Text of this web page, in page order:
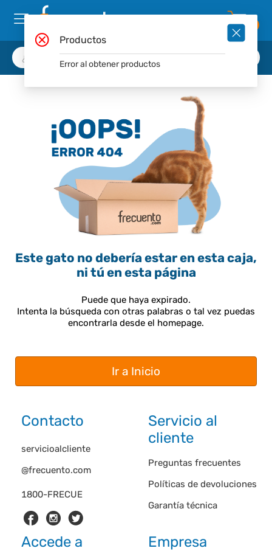
Este gato no debería estar en esta caja,
ni tú en esta página
Puede que haya expirado.
Intenta la búsqueda con otras palabras o tal vez puedas
encontrarla desde el homepage.
Ir a Inicio
Contacto
1800-FRECUE
servicioalcliente
@frecuento.com
Servicio al
cliente
Preguntas frecuentes
Políticas de devoluciones
Garantía técnica
Accede a Empresa
Productos
Error al obtener productos